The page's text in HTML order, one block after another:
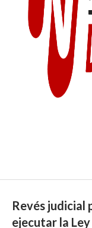
Revés judicial
ejecutar la